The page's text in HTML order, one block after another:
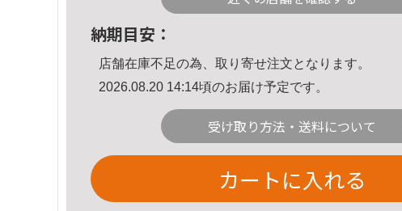
納期目安：
店舗在庫不足の為、取り寄せ注文となります。
2026.08.20 14:14頃のお届け予定です。
受け取り方法・送料について
カートに入れる